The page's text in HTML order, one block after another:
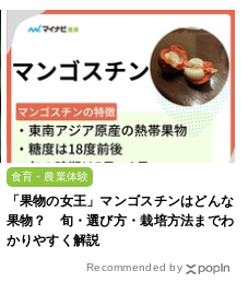
食育・農業体験
「果物の女王」マンゴスチンはどんな
果物？ 旬・選び方・栽培方法までわ
かりやすく解説
Recommended by